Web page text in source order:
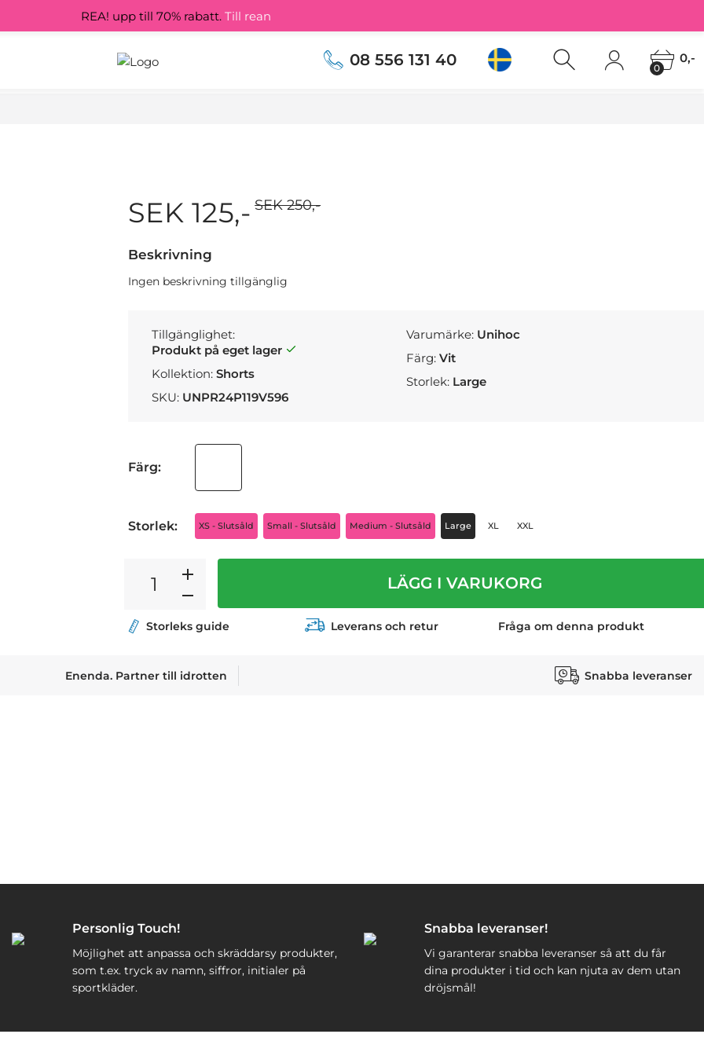
08 556 131 40 0
0,-
REA! upp till 70% rabatt. Till rean
SEK 125,- SEK 250,-
Beskrivning
Ingen beskrivning tillgänglig
Tillgänglighet:
Produkt på eget lager
Kollektion: Shorts
SKU: UNPR24P119V596
Varumärke: Unihoc
Färg:Vit
Storlek: Large
Färg:
Storlek: XS - Slutsåld Small - Slutsåld Medium - Slutsåld Large XL XXL
LÄGG I VARUKORG
Storleks guide Leverans och retur Fråga om denna produkt
Enenda. Partner till idrotten Snabba leveranser
Personlig Touch!
Möjlighet att anpassa och skräddarsy produkter,
som t.ex. tryck av namn, siffror, initialer på
sportkläder.
Snabba leveranser!
Vi garanterar snabba leveranser så att du får
dina produkter i tid och kan njuta av dem utan
dröjsmål!